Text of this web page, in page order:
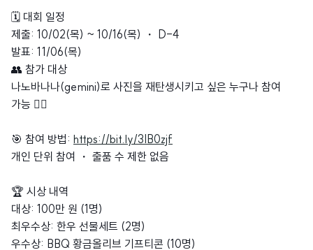
🗓️ 대회 일정
제출: 10/02(목) ~ 10/16(목) ・ D-4
발표: 11/06(목)
👥 참가 대상
나노바나나(gemini)로 사진을 재탄생시키고 싶은 누구나 참여
가능 🙆‍♀️
🎯 참여 방법: https://bit.ly/3IB0zjf
개인 단위 참여 ・ 출품 수 제한 없음
🏆 시상 내역
대상: 100만 원 (1명)
최우수상: 한우 선물세트 (2명)
우수상: BBQ 황금올리브 기프티콘 (10명)